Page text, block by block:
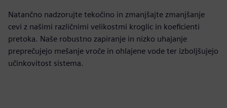
Natančno nadzorujte tekočino in zmanjšajte zmanjšanje
cevi z našimi različnimi velikostmi kroglic in koeficienti
pretoka. Naše robustno zapiranje in nizko uhajanje
preprečujejo mešanje vroče in ohlajene vode ter izboljšujejo
učinkovitost sistema.